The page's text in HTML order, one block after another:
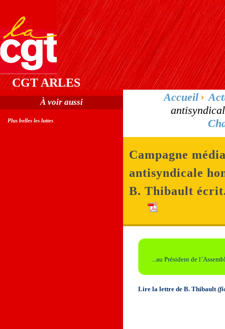
CGT ARLES
Accueil
Campagne
antisyndicale
B. Thibault
...au Président de
Lire la lettre de B. Thibault
À voir aussi
Plus belles les luttes